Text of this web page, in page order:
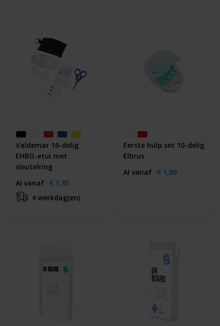
Valdemar 16-delig
EHBO-etui met
sleutelring
Al vanaf € 1,85
4 werkdag(en)
Eerste hulp set 10-delig
Elbrus
Al vanaf € 1,89